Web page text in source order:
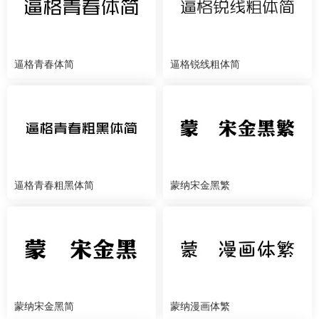
逼格青春体简 逼格锐线粗体简
逼格青春粗黑体简 蒙纳宋金黑繁
蒙纳宋金黑简 蒙纳漫画体繁